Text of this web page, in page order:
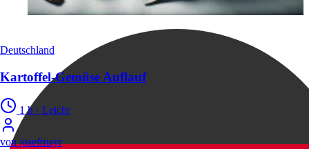
Deutschland
Kartoffel-Gemüse Auflauf
1 h · Leicht
von josefmayr